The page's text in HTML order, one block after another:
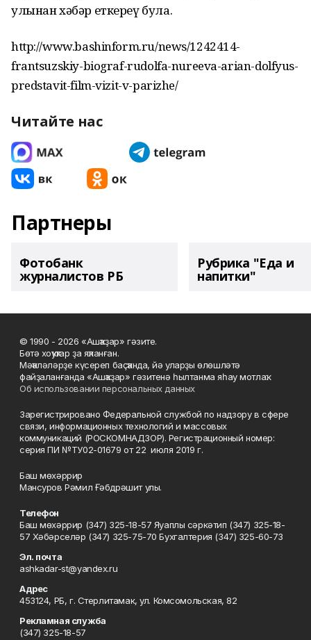
улынан хәбәр еткереү була.
http://www.bashinform.ru/news/1242414-
frantsuzskiy-biograf-rudolfa-nureeva-arian-dolfyus-
predstavit-film-vizit-v-parizhe/
Читайте нас
Партнеры
Фотобанк
журналистов РБ
Рубрика "Еда и
напитки"
© 1990 - 2026 «Ашҡаҙар» гәзите.
Бөтә хоҡуҡтар ҙа яҡланған.
Мәҡәләләрҙе күсереп баҫҡанда, йә уларҙы өлөшләтә
файҙаланғанда «Ашҡаҙар» гәзитенә һылтанма яһау мотлаҡ.
Об использовании персональных данных
Зарегистрировано Федеральной службой по надзору в сфере
связи, информационных технологий и массовых
коммуникаций (РОСКОМНАДЗОР). Регистрационный номер:
серия ПИ №ТУ02-01679 от 22 июля 2019 г.
Баш мөхәррир
Мансуров Рәмил Ғәбдрәшит улы.
Телефон
Баш мөхәррир (347) 325-18-57 Яуаплы сәркәтип (347) 325-18-
57 Хәбәрселәр (347) 325-75-70 Бухгалтерия (347) 325-60-73
Эл. почта
ashkadar-st@yandex.ru
Адрес
453124, РБ, г. Стерлитамак, ул. Комсомольская, 82
Рекламная служба
(347) 325-18-57